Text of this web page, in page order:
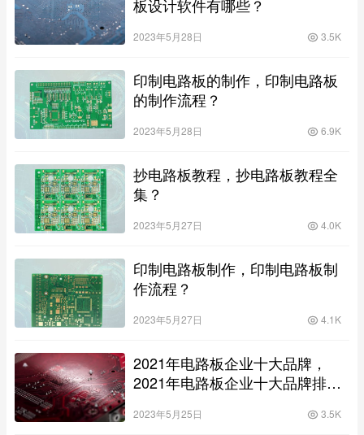
板设计软件有哪些？
2023年5月28日 3.5K
印制电路板的制作，印制电路板
的制作流程？
2023年5月28日 6.9K
抄电路板教程，抄电路板教程全
集？
2023年5月27日 4.0K
印制电路板制作，印制电路板制
作流程？
2023年5月27日 4.1K
2021年电路板企业十大品牌，
2021年电路板企业十大品牌排行
2023年5月25日 3.5K